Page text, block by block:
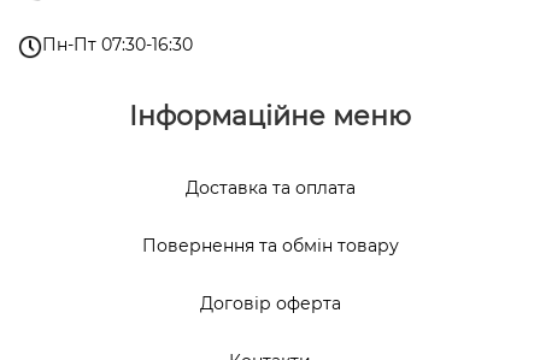
Пн-Пт 07:30-16:30
Інформаційне меню
Доставка та оплата
Повернення та обмін товару
Договір оферта